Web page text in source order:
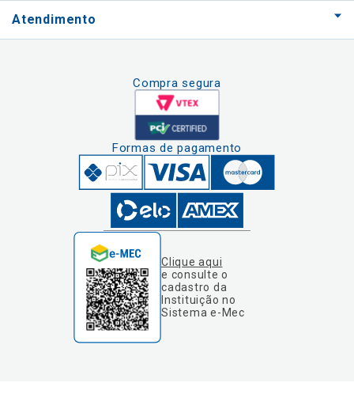
Atendimento
Compra segura
Formas de pagamento
Clique aqui
e consulte o
cadastro da
Instituição no
Sistema e-Mec